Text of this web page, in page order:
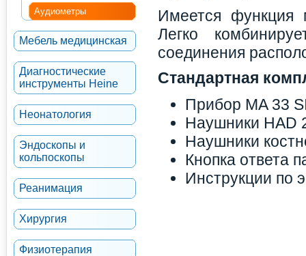
Аудиометры
Мебель медицинская
Диагностические
инструменты Heine
Неонатология
Эндоскопы и
кольпоскопы
Реанимация
Хирургия
Физиотерапия
Имеется функция
Легко
соединения
Стандартная
Прибор MA 33
Наушники HAD
Наушники
Кнопка ответа
Инструкции по